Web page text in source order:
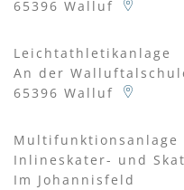
65396 Walluf
Leichtathletikanlage
An der
65396 Walluf
Multifunktionsanlage
Inlineskater- und
Im Johannisfeld